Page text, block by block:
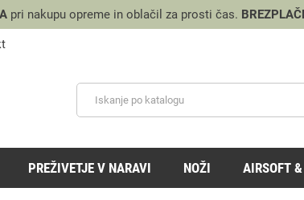
pri nakupu opreme in oblačil za prosti čas.
PREŽIVETJE V NARAVI NOŽI AIRSOFT